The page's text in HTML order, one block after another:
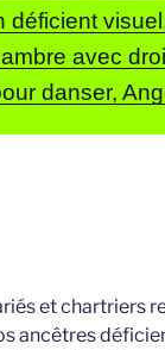
déficient
avec
danser,
et chartriers
ancêtres